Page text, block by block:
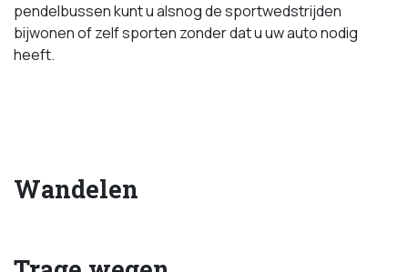
pendelbussen kunt u alsnog de sportwedstrijden
bijwonen of zelf sporten zonder dat u uw auto nodig
heeft.
Wandelen